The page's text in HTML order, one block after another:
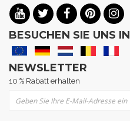
BESUCHEN SIE UNS IN
NEWSLETTER
10 % Rabatt erhalten